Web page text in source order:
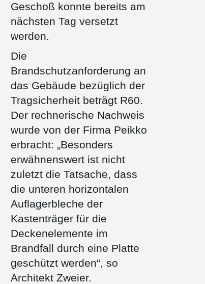
Geschoß konnte bereits am
nächsten Tag versetzt
werden.
Die
Brandschutzanforderung an
das Gebäude bezüglich der
Tragsicherheit beträgt R60.
Der rechnerische Nachweis
wurde von der Firma Peikko
erbracht: „Besonders
erwähnenswert ist nicht
zuletzt die Tatsache, dass
die unteren horizontalen
Auflagerbleche der
Kastenträger für die
Deckenelemente im
Brandfall durch eine Platte
geschützt werden“, so
Architekt Zweier.